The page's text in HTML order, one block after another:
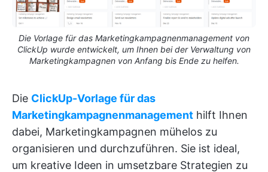
Die Vorlage für das Marketingkampagnenmanagement von
ClickUp wurde entwickelt, um Ihnen bei der Verwaltung von
Marketingkampagnen von Anfang bis Ende zu helfen.
Die ClickUp-Vorlage für das
Marketingkampagnenmanagement hilft Ihnen
dabei, Marketingkampagnen mühelos zu
organisieren und durchzuführen. Sie ist ideal,
um kreative Ideen in umsetzbare Strategien zu